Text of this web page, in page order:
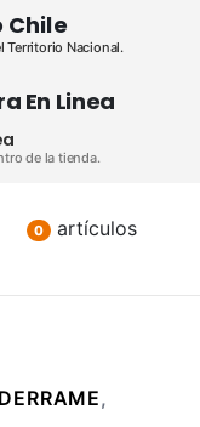
Chile
Territorio Nacional.
En Linea
de la tienda.
0 artículos
,